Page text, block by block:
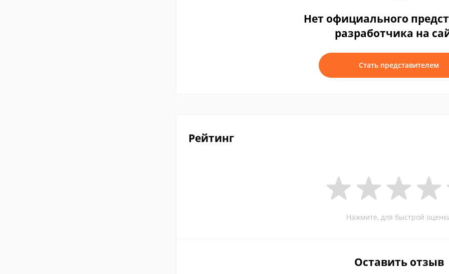
Нет официального
разработчика на
Стать представителем
Рейтинг
Нажмите, для быстрой
Оставить отзыв